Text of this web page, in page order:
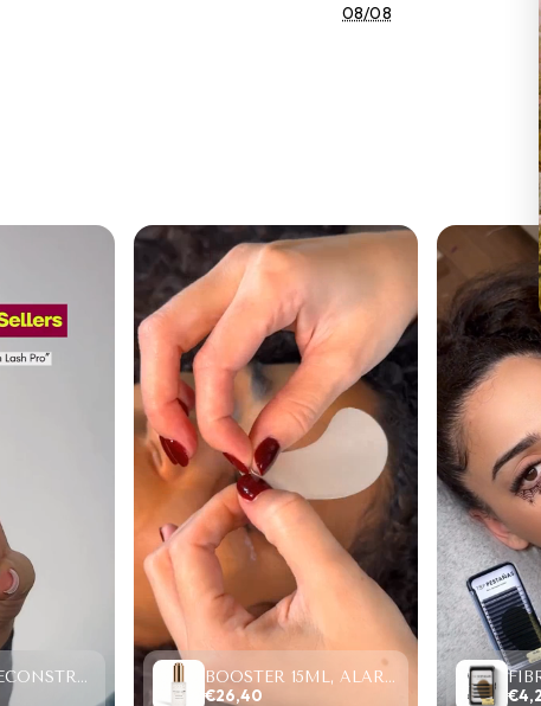
08/08
BOOSTER 15ML, ALARGA RETENCIÓN/ACELERA SECADO.
€26,40